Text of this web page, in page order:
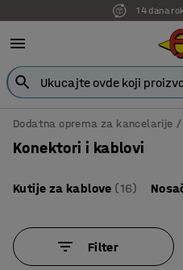
7
Dodatna oprema za kancelarije
Konektori i kablovi
Kutije za kablove (16)
Filter